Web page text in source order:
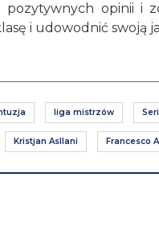
pozytywnych opinii i
i udowodnić swoją
liga mistrzów
Kristjan Asllani Francesco